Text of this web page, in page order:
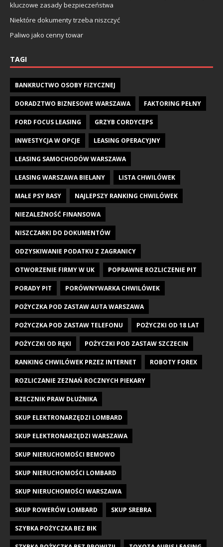
kluczowe zasady bezpieczeństwa
Niektóre dokumenty trzeba niszczyć
Paliwo jako cenny towar
TAGI
BANKRUCTWO OSOBY FIZYCZNEJ
DORADZTWO BIZNESOWE WARSZAWA FAKTORING PEŁNY
FORD FOCUS LEASING GRZYB CORDYCEPS
INWESTYCJA W OPCJE LEASING OPERACYJNY
LEASING SAMOCHODÓW WARSZAWA
LEASING WARSZAWA BIELANY LISTA CHWILÓWEK
MAŁE PSY RASY NAJLEPSZY RANKING CHWILÓWEK
NIEZALEŻNOŚĆ FINANSOWA
NISZCZARKI DO DOKUMENTÓW
ODZYSKIWANIE PODATKU Z ZAGRANICY
OTWORZENIE FIRMY W UK POPRAWNE ROZLICZENIE PIT
PORADY PIT PORÓWNYWARKA CHWILÓWEK
POŻYCZKA POD ZASTAW AUTA WARSZAWA
POŻYCZKA POD ZASTAW TELEFONU POŻYCZKI OD 18 LAT
POŻYCZKI OD RĘKI POŻYCZKI POD ZASTAW SZCZECIN
RANKING CHWILÓWEK PRZEZ INTERNET ROBOTY FOREX
ROZLICZANIE ZEZNAŃ ROCZNYCH PIEKARY
RZECZNIK PRAW DŁUŻNIKA
SKUP ELEKTRONARZĘDZI LOMBARD
SKUP ELEKTRONARZĘDZI WARSZAWA
SKUP NIERUCHOMOŚCI BEMOWO
SKUP NIERUCHOMOŚCI LOMBARD
SKUP NIERUCHOMOŚCI WARSZAWA
SKUP ROWERÓW LOMBARD SKUP SREBRA
SZYBKA POŻYCZKA BEZ BIK